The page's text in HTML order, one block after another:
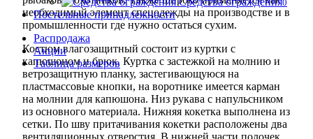
0
Постельные принадлежности
Распродажа
Акции
Таблица размеров
необходимый элемент спецодежды на производстве и в
промышленности где нужно остаться сухим.
Костюм влагозащитный состоит из куртки с
капюшоном и брюк. Куртка с застежкой на молнию и
ветрозащитную планку, застегивающуюся на
пластмассовые кнопки, на воротнике имеется карман
на молнии для капюшона. Низ рукава с напульсником
из основного материала. Нижняя кокетка выполнена из
сетки. По шву притачивания кокетки расположены два
вентиляционных отверстия. В нижней части полочек,